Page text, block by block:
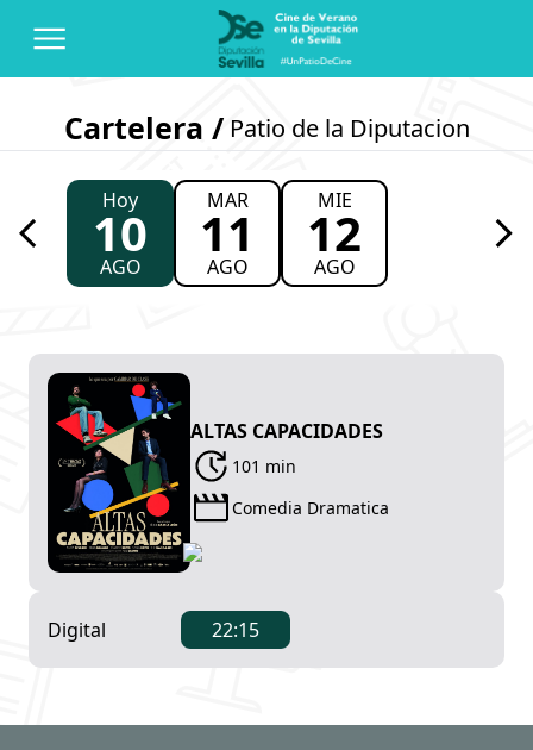
Cartelera /Patio de la Diputacion
Hoy
10
AGO
MAR
11
AGO
MIE
12
AGO
ALTAS CAPACIDADES
101 min
Comedia Dramatica
Digital 22:15